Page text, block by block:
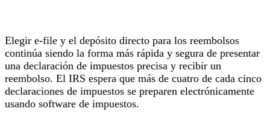
Elegir e-file y el depósito directo para los reembolsos
continúa siendo la forma más rápida y segura de presentar
una declaración de impuestos precisa y recibir un
reembolso. El IRS espera que más de cuatro de cada cinco
declaraciones de impuestos se preparen electrónicamente
usando software de impuestos.